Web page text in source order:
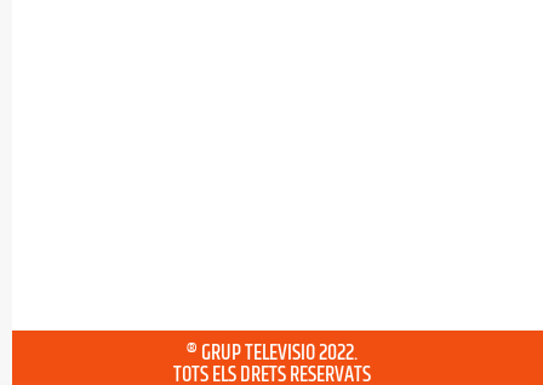
® GRUP TELEVISIO 2022.
TOTS ELS DRETS RESERVATS